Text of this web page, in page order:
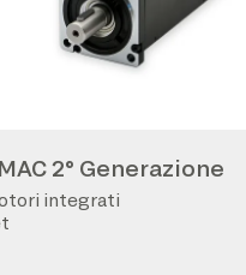
2° Generazione
integrati